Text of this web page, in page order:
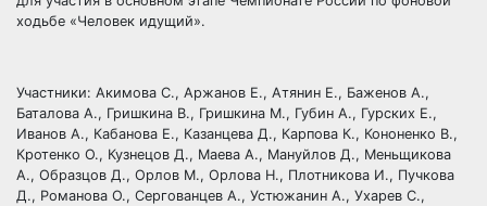
ходьбе «Человек идущий».
Участники: Акимова С., Аржанов Е., Атянин Е., Баженов А.,
Баталова А., Гришкина В., Гришкина М., Губин А., Гурских Е.,
Иванов А., Кабанова Е., Казанцева Д., Карпова К., Кононенко В.,
Кротенко О., Кузнецов Д., Маева А., Мануйлов Д., Меньщикова
А., Образцов Д., Орлов М., Орлова Н., Плотникова И., Пучкова
Д., Романова О., Сергованцев А., Устюжанин А., Ухарев С.,